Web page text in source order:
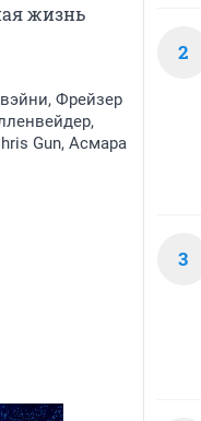
жизнь
Фрейзер
Gun, Асмара
2
3